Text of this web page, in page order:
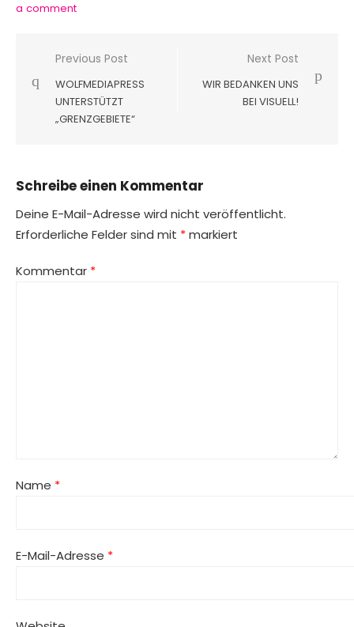
a comment
Beitragsnavigation
Previous Post
WOLFMEDIAPRESS
UNTERSTÜTZT
„GRENZGEBIETE“
Next Post
WIR BEDANKEN UNS
BEI VISUELL!
Schreibe einen Kommentar
Deine E-Mail-Adresse wird nicht veröffentlicht.
Erforderliche Felder sind mit *markiert
Kommentar *
Name *
E-Mail-Adresse *